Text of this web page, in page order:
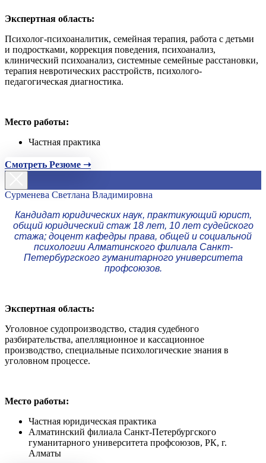
Экспертная область:
Психолог-психоаналитик, семейная терапия, работа с детьми
и подростками, коррекция поведения, психоанализ,
клинический психоанализ, системные семейные расстановки,
терапия невротических расстройств, психолого-
педагогическая диагностика.
Место работы:
Частная практика
Смотреть Резюме ➝
Сурменева Светлана Владимировна
Кандидат юридических наук, практикующий юрист,
общий юридический стаж 18 лет, 10 лет судейского
стажа; доцент кафедры права, общей и социальной
психологии Алматинского филиала Санкт-
Петербургского гуманитарного университета
профсоюзов.
Экспертная область:
Уголовное судопроизводство, стадия судебного
разбирательства, апелляционное и кассационное
производство, специальные психологические знания в
уголовном процессе.
Место работы:
Частная юридическая практика
Алматинский филиала Санкт-Петербургского
гуманитарного университета профсоюзов, РК, г.
Алматы